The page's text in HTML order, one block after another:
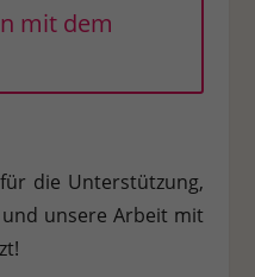
mit dem
die Unterstützung,
unsere Arbeit mit